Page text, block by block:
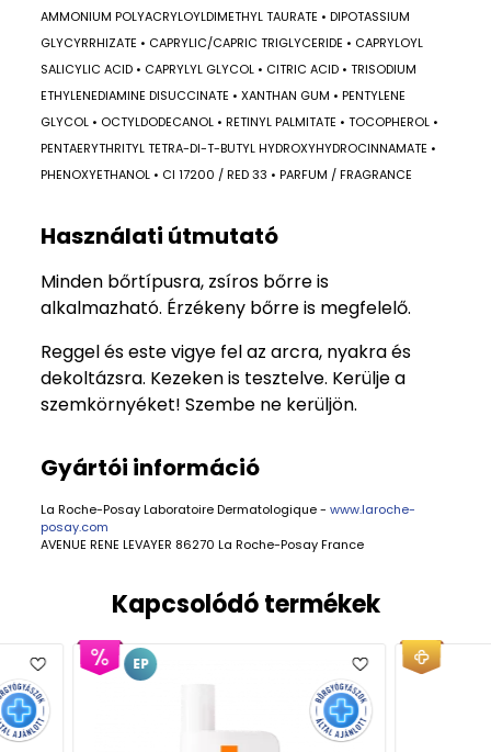
AMMONIUM POLYACRYLOYLDIMETHYL TAURATE • DIPOTASSIUM
GLYCYRRHIZATE • CAPRYLIC/CAPRIC TRIGLYCERIDE • CAPRYLOYL
SALICYLIC ACID • CAPRYLYL GLYCOL • CITRIC ACID • TRISODIUM
ETHYLENEDIAMINE DISUCCINATE • XANTHAN GUM • PENTYLENE
GLYCOL • OCTYLDODECANOL • RETINYL PALMITATE • TOCOPHEROL •
PENTAERYTHRITYL TETRA-DI-T-BUTYL HYDROXYHYDROCINNAMATE •
PHENOXYETHANOL • CI 17200 / RED 33 • PARFUM / FRAGRANCE
Használati útmutató
Minden bőrtípusra, zsíros bőrre is
alkalmazható. Érzékeny bőrre is megfelelő.
Reggel és este vigye fel az arcra, nyakra és
dekoltázsra. Kezeken is tesztelve. Kerülje a
szemkörnyéket! Szembe ne kerüljön.
Gyártói információ
La Roche-Posay Laboratoire Dermatologique - www.laroche-
posay.com
AVENUE RENE LEVAYER 86270 La Roche-Posay France
Kapcsolódó termékek